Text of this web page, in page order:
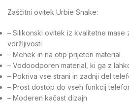
Zaščitni ovitek Urbie Snake:
– Silikonski ovitek iz kvalitetne mase
vdržljivosti
– Mehek in na otip prijeten material
– Vodoodporen material, ki ga z
– Pokriva vse strani in zadnji del
– Prost dostop do vseh funkcij
– Moderen kačast dizajn